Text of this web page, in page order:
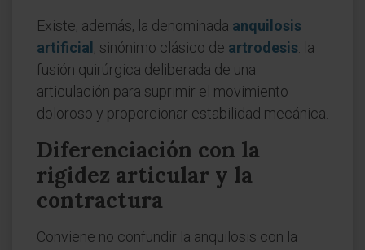
Existe, además, la denominada anquilosis
artificial , sinónimo clásico de artrodesis: la
fusión quirúrgica deliberada de una
articulación para suprimir el movimiento
doloroso y proporcionar estabilidad mecánica.
Diferenciación con la
rigidez articular y la
contractura
Conviene no confundir la anquilosis con la